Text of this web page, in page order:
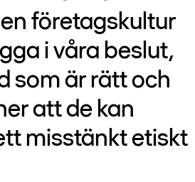
företagskultur
i våra beslut,
som är rätt och
att de kan
misstänkt etiskt